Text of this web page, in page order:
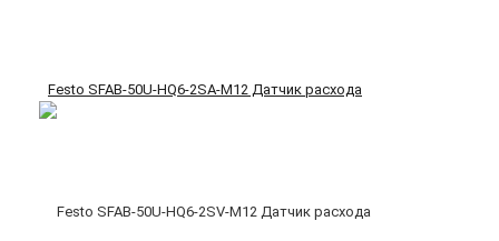
Festo SFAB-50U-HQ6-2SA-M12 Датчик расхода